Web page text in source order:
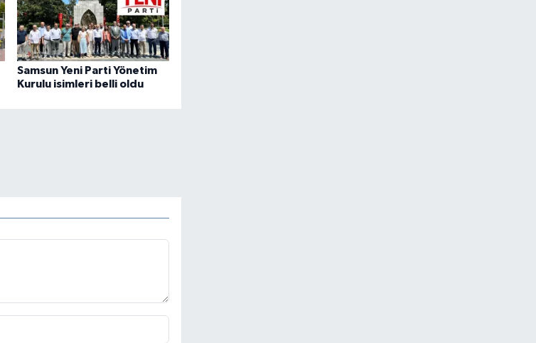
Samsun Yeni Parti Yönetim
Kurulu isimleri belli oldu